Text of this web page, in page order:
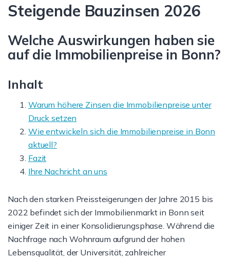
Steigende Bauzinsen 2026
Welche Auswirkungen haben sie
auf die Immobilienpreise in Bonn?
Inhalt
Warum höhere Zinsen die Immobilienpreise unter
Druck setzen
Wie entwickeln sich die Immobilienpreise in Bonn
aktuell?
Fazit
Ihre Nachricht an uns
Nach den starken Preissteigerungen der Jahre 2015 bis
2022 befindet sich der Immobilienmarkt in Bonn seit
einiger Zeit in einer Konsolidierungsphase. Während die
Nachfrage nach Wohnraum aufgrund der hohen
Lebensqualität, der Universität, zahlreicher